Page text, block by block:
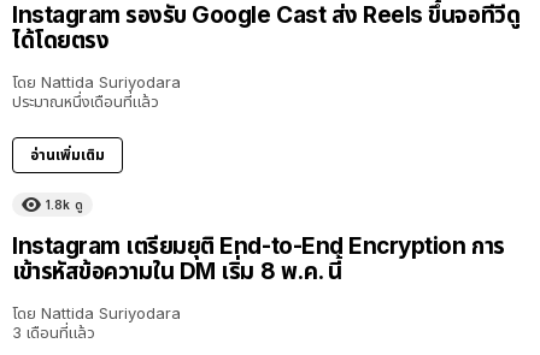
Instagram รองรับ Google Cast ส่ง Reels ขึ้นจอทีวีดู
ได้โดยตรง
โดย Nattida Suriyodara
ประมาณหนึ่งเดือนที่แล้ว
อ่านเพิ่มเติม
1.8k ดู
Instagram เตรียมยุติ End-to-End Encryption การ
เข้ารหัสข้อความใน DM เริ่ม 8 พ.ค. นี้
โดย Nattida Suriyodara
3 เดือนที่แล้ว